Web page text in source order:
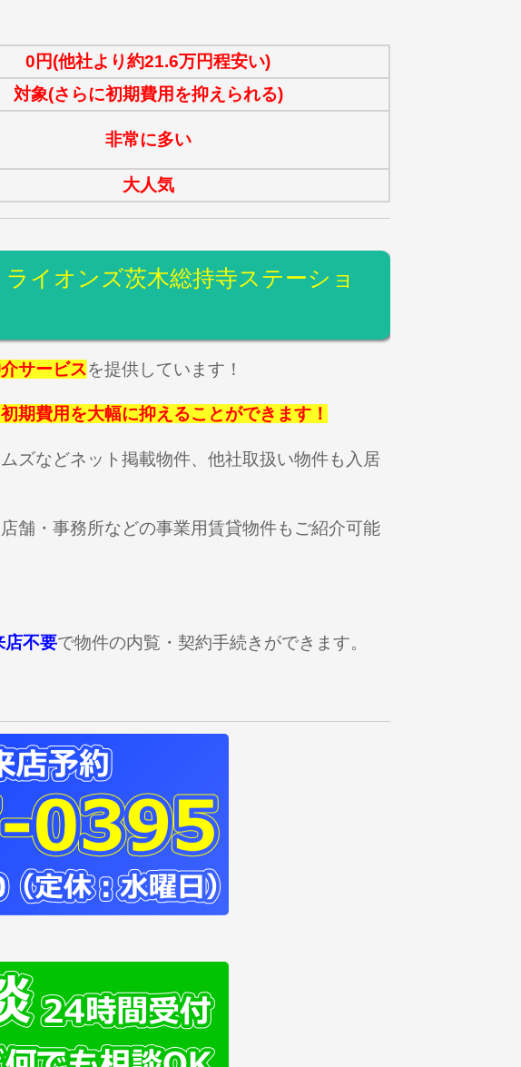
0円(他社より約21.6万円程安い)
対象(さらに初期費用を抑えられる)
非常に多い
大人気
イオンズ茨木総持寺ステーショ
サービスを提供しています！
期費用を大幅に抑えることができます！
ズなどネット掲載物件、他社取扱い物件も入居
舗・事務所などの事業用賃貸物件もご紹介可能
店不要で物件の内覧・契約手続きができます。